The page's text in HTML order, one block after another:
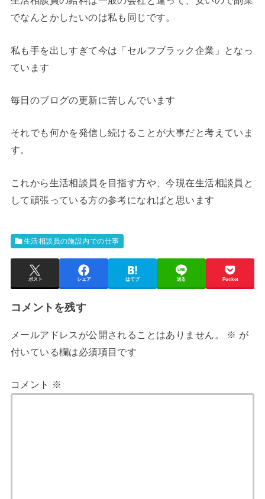
でなんとかしたいのは私も同じです。
私も手を出しすぎて今は「セルフブラック企業」となっ
ています
毎日のブログの更新に苦しんでいます
それでも何かを発信し続けることが大事だと考えていま
す。
これから生活相談員を目指す方や、今現在生活相談員と
して頑張っている方の参考になればと思います
生活相談員の施設内での仕事
ポスト シェア はてブ 送る Pocket
コメントを残す
メールアドレスが公開されることはありません。 ※ が
付いている欄は必須項目です
コメント ※